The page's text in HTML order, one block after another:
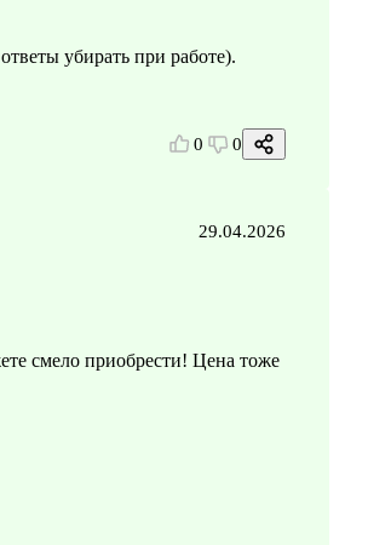
убирать при работе).
0 0
29.04.2026
смело приобрести! Цена тоже